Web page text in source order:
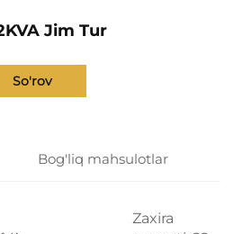
Jim Tur
So'rov
Bog'liq mahsulotlar
Zaxira